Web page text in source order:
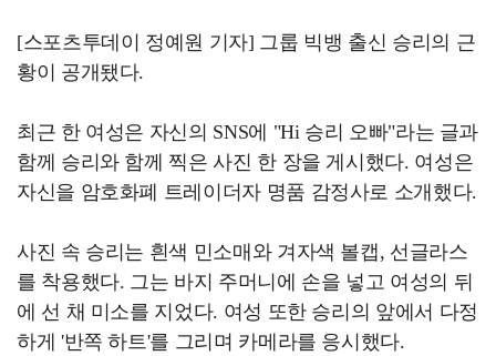
[스포츠투데이 정예원 기자] 그룹 빅뱅 출신 승리의 근
황이 공개됐다.
최근 한 여성은 자신의 SNS에 "Hi 승리 오빠"라는 글과
함께 승리와 함께 찍은 사진 한 장을 게시했다. 여성은
자신을 암호화폐 트레이더자 명품 감정사로 소개했다.
사진 속 승리는 흰색 민소매와 겨자색 볼캡, 선글라스
를 착용했다. 그는 바지 주머니에 손을 넣고 여성의 뒤
에 선 채 미소를 지었다. 여성 또한 승리의 앞에서 다정
하게 '반쪽 하트'를 그리며 카메라를 응시했다.